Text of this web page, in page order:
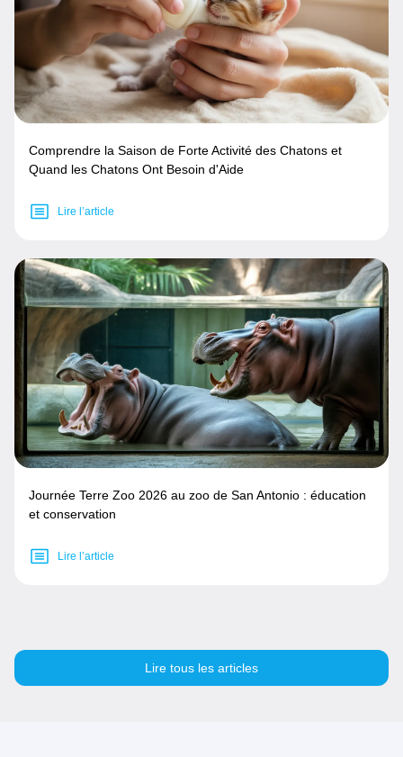
Comprendre la Saison de Forte Activité des Chatons et
Quand les Chatons Ont Besoin d'Aide
Lire l’article
Journée Terre Zoo 2026 au zoo de San Antonio : éducation
et conservation
Lire l’article
Lire tous les articles